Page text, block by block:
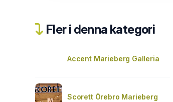
Fler i denna kategori
Accent Marieberg Galleria
Scorett Örebro Marieberg